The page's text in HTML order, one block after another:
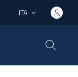
Lingua attiva:
ITA